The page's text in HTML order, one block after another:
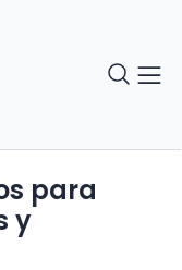
para
y